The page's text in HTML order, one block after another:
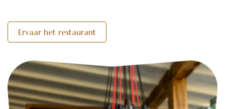
Ervaar het restaurant